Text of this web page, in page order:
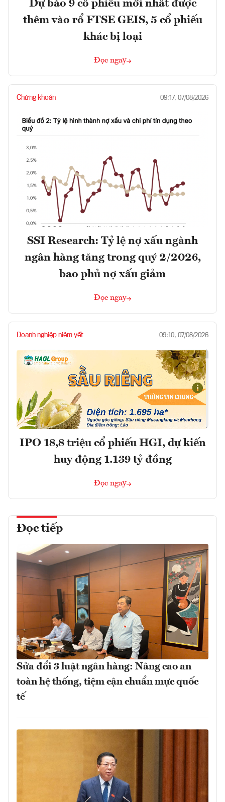
Dự báo 9 cổ phiếu mới nhất được
thêm vào rổ FTSE GEIS, 5 cổ phiếu
khác bị loại
Đọc ngay
Chứng khoán 09:17, 07/08/2026
SSI Research: Tỷ lệ nợ xấu ngành
ngân hàng tăng trong quý 2/2026,
bao phủ nợ xấu giảm
Đọc ngay
Doanh nghiệp niêm yết 09:10, 07/08/2026
IPO 18,8 triệu cổ phiếu HGI, dự kiến
huy động 1.139 tỷ đồng
Đọc ngay
Đọc tiếp
Sửa đổi 3 luật ngân hàng: Nâng cao an
toàn hệ thống, tiệm cận chuẩn mực quốc
tế